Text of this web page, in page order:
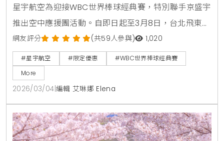
星宇航空為迎接WBC世界棒球經典賽，特別聯手京盛宇
推出空中應援團活動。自即日起至3月8日，台北飛東京
航線旅客可獲限定茶禮，機上更同步推出棒球主題影展
與郭泓志應援影片，邀請乘客一同在萬米高空為中華隊
集氣。
網友評分 (共59人參與) 1,020
#星宇航空 #限定優惠
#WBC世界棒球經典賽
More
2026/03/04 編輯 艾琳娜 Elena